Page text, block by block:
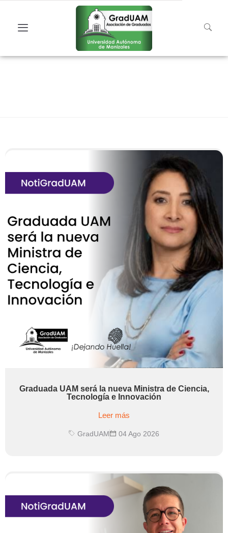
Graduada UAM será la nueva Ministra de Ciencia,
Tecnología e Innovación
Leer más
GradUAM 04 Ago 2026